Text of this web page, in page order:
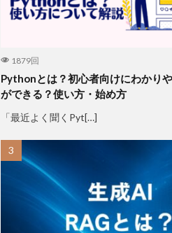
1879回
Pythonとは？初心者向けにわかり
ができる？使い方・始め方
「最近よく聞くPyt[…]